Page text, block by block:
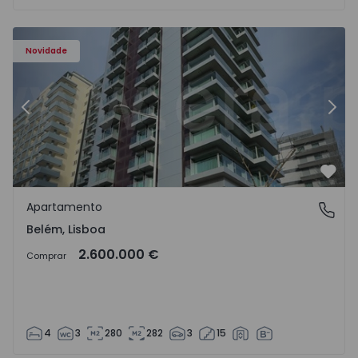
Novidade
Apartamento T4 Lisboa, Belém - 1463777 - 1
Anterior
Belém, Lisboa
Apartamento
Belém, Lisboa
Comprar 2.600.000 €
4 3 280 282 3 15